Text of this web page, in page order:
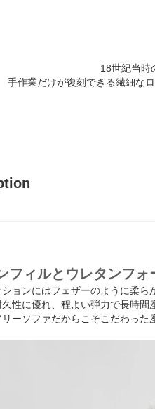
18世紀当時
手作業だけが復刻できる繊細な
フィルとウレタンフォ
ョンにはフェザーのように柔ら
性に優れ、程よい弾力で長時間
ーソファだからこそこだわった